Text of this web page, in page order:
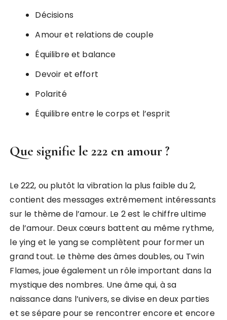
Décisions
Amour et relations de couple
Équilibre et balance
Devoir et effort
Polarité
Équilibre entre le corps et l’esprit
Que signifie le 222 en amour ?
Le 222, ou plutôt la vibration la plus faible du 2,
contient des messages extrêmement intéressants
sur le thème de l’amour. Le 2 est le chiffre ultime
de l’amour. Deux cœurs battent au même rythme,
le ying et le yang se complètent pour former un
grand tout. Le thème des âmes doubles, ou Twin
Flames, joue également un rôle important dans la
mystique des nombres. Une âme qui, à sa
naissance dans l’univers, se divise en deux parties
et se sépare pour se rencontrer encore et encore